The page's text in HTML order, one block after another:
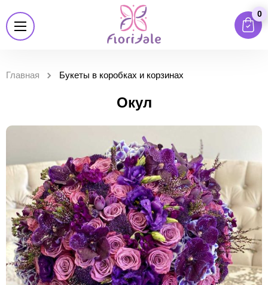
0
Главная Букеты в коробках и корзинах
Окул